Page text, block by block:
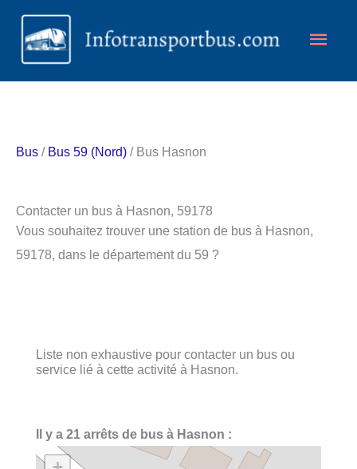
Aller
contenu
Bus / Bus 59 (Nord) / Bus Hasnon
Contacter un bus à Hasnon, 59178
Vous souhaitez trouver une station de bus à Hasnon,
59178, dans le département du 59 ?
Liste non exhaustive pour contacter un bus ou
service lié à cette activité à Hasnon.
Il y a 21 arrêts de bus à Hasnon :